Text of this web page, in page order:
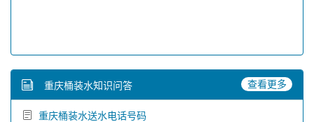
重庆桶装水知识问答 查看更多
重庆桶装水送水电话号码